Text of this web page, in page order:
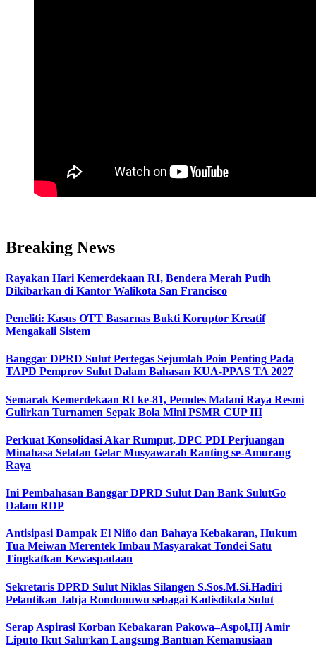
Breaking News
Rayakan Hari Kemerdekaan RI, Bendera Merah Putih
Dikibarkan di Kantor Walikota San Francisco
Peneliti: Kasus OTT Basarnas Bukti Koruptor Kreatif
Mengakali Sistem
Banggar DPRD Sulut Pertegas Sejumlah Poin Penting Pada
TAPD Pemprov Sulut Dalam Bahasan KUA-PPAS TA 2027
Semarak Kemerdekaan RI ke-81, Pemdes Matani Raya Resmi
Gulirkan Turnamen Sepak Bola Mini PSMR CUP III
Perkuat Konsolidasi Akar Rumput, DPC PDI Perjuangan
Minahasa Selatan Gelar Musyawarah Ranting se-Amurang
Raya
Ini Pembahasan Banggar DPRD Sulut Dan Bank SulutGo
Dalam RDP
Antisipasi Dampak El Niño dan Bahaya Kebakaran, Hukum
Tua Meiwan Merentek Imbau Masyarakat Tondei Satu
Tingkatkan Kewaspadaan
Sekretaris DPRD Sulut Niklas Silangen S.Sos.M.Si.Hadiri
Pelantikan Jahja Rondonuwu sebagai Kadisdikda Sulut
Serap Aspirasi Korban Kebakaran Pakowa–Aspol,Hj Amir
Liputo Ikut Salurkan Langsung Bantuan Kemanusiaan